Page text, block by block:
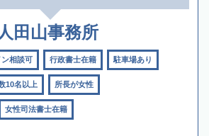
田山事務所
相談可 行政書士在籍 駐車場あり
10名以上 所長が女性
女性司法書士在籍